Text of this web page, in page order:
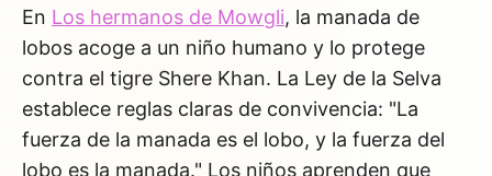
En Los hermanos de Mowgli, la manada de
lobos acoge a un niño humano y lo protege
contra el tigre Shere Khan. La Ley de la Selva
establece reglas claras de convivencia: "La
fuerza de la manada es el lobo, y la fuerza del
lobo es la manada." Los niños aprenden que